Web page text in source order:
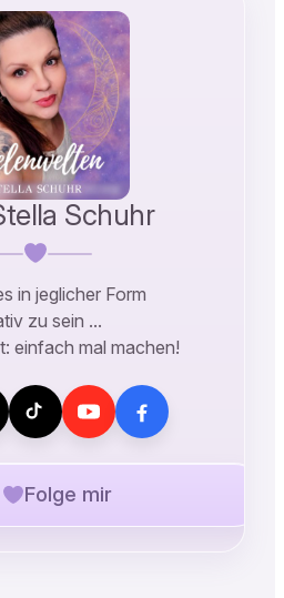
Schuhr
in jeglicher Form
zu sein …
einfach mal machen!
Folge mir